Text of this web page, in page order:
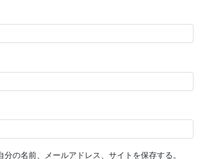
の名前、メールアドレス、サイトを保存する。